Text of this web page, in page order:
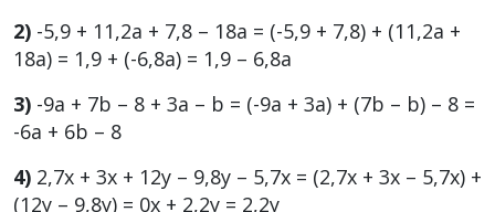
2) -5,9 + 11,2а + 7,8 – 18а = (-5,9 + 7,8) + (11,2а +
18а) = 1,9 + (-6,8а) = 1,9 – 6,8а
3) -9а + 7b – 8 + 3a – b = (-9a + 3a) + (7b – b) – 8 =
-6a + 6b – 8
4) 2,7х + 3х + 12у – 9,8у – 5,7х = (2,7х + 3х – 5,7х) +
(12у – 9,8у) = 0х + 2,2у = 2,2у